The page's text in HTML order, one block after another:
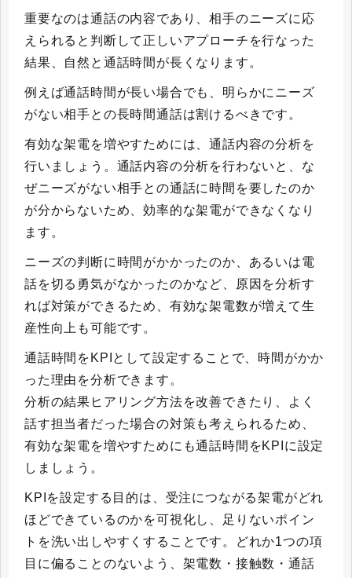
重要なのは通話の内容であり、相手のニーズに応
えられると判断して正しいアプローチを行なった
結果、自然と通話時間が長くなります。
例えば通話時間が長い場合でも、明らかにニーズ
がない相手との長時間通話は割けるべきです。
有効な架電を増やすためには、通話内容の分析を
行いましょう。通話内容の分析を行わないと、な
ぜニーズがない相手との通話に時間を要したのか
が分からないため、効率的な架電ができなくなり
ます。
ニーズの判断に時間がかかったのか、あるいは電
話を切る勇気がなかったのかなど、原因を分析す
れば対策ができるため、有効な架電数が増えて生
産性向上も可能です。
通話時間をKPIとして設定することで、時間がかか
った理由を分析できます。
分析の結果ヒアリング方法を改善できたり、よく
話す担当者だった場合の対策も考えられるため、
有効な架電を増やすためにも通話時間をKPIに設定
しましょう。
KPIを設定する目的は、受注につながる架電がどれ
ほどできているのかを可視化し、足りないポイン
トを洗い出しやすくすることです。どれか1つの項
目に偏ることのないよう、架電数・接触数・通話